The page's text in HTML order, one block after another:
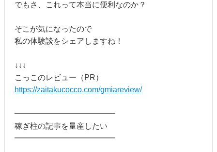
でもさ、これって本当に便利なのか？
そこが気になったので
私の体験談をシェアしますね！
↓↓↓
こっこのレビュー（PR）
https://zaitakucocco.com/gmiareview/
━━━━━━━━━━━━━
稼ぎ柱の記事を量産したい
━━━━━━━━━━━━━